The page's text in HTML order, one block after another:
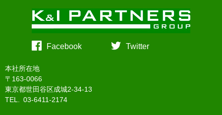
Facebook Twitter
本社所在地
〒163-0066
東京都世田谷区成城2-34-13
TEL. 03-6411-2174